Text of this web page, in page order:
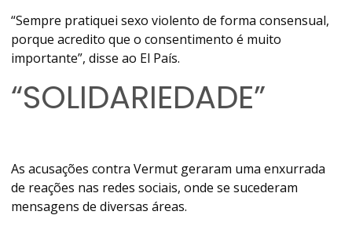
“Sempre pratiquei sexo violento de forma consensual,
porque acredito que o consentimento é muito
importante”, disse ao El País.
“SOLIDARIEDADE”
As acusações contra Vermut geraram uma enxurrada
de reações nas redes sociais, onde se sucederam
mensagens de diversas áreas.